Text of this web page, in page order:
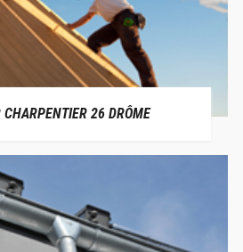
CHARPENTIER 26 DRÔME